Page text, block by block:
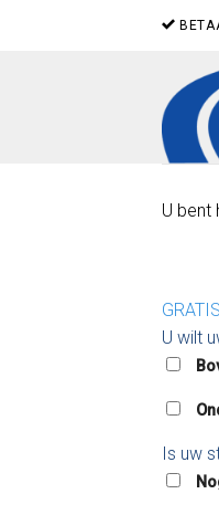
U bent
U wilt
Is uw